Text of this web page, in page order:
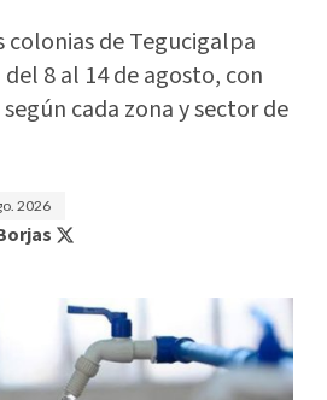
colonias de Tegucigalpa
8 al 14 de agosto, con
cada zona y sector de
2026